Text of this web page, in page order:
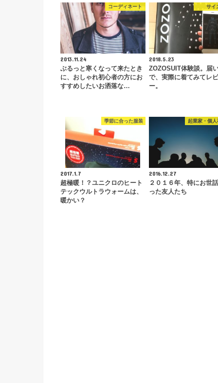
コーディネート
2013.11.24
ぶるっと寒くなって来たとき
に、おしゃれ初心者の方にお
すすめしたいお洒落な…
サイ
2018.5.23
ZOZOSUIT体験談。届
で、実際に着てみてレ
ー。
季節に合った服装
2017.1.7
超極暖！？ユニクロのヒート
テックウルトラウォームは、
暖かい？
起業家・個人
2016.12.27
２０１６年、特にお世
った友人たち